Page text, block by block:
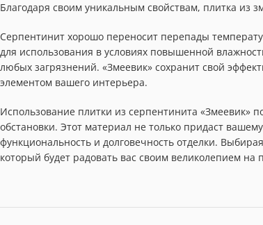
Благодаря своим уникальным свойствам, плитка из
Серпентинит хорошо переносит перепады
для использования в условиях повышенной
любых загрязнений. «Змеевик» сохранит свой
элементом вашего интерьера.
Использование плитки из серпентинита «Змеевик»
обстановки. Этот материал не только придаст
функциональность и долговечность отделки.
который будет радовать вас своим великолепием на